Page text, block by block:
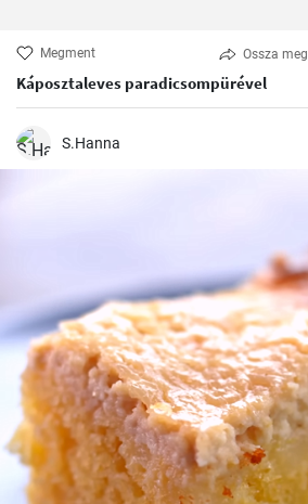
Megment Ossza meg
Káposztaleves paradicsompürével
S.Hanna